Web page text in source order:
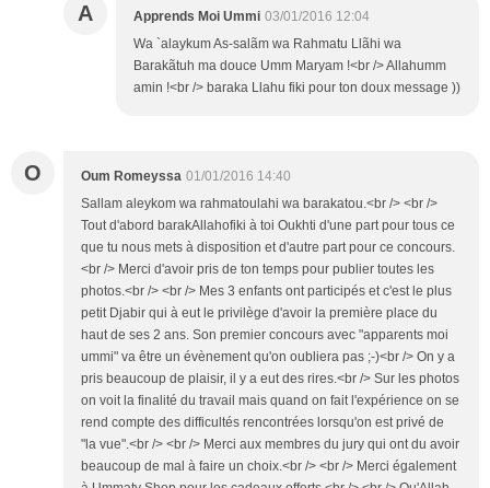
A Apprends Moi Ummi 03/01/2016 12:04
Wa `alaykum As-salãm wa Rahmatu Llãhi wa
Barakãtuh ma douce Umm Maryam !<br /> Allahumm
amin !<br /> baraka Llahu fiki pour ton doux message ))
O Oum Romeyssa 01/01/2016 14:40
Sallam aleykom wa rahmatoulahi wa barakatou.<br /> <br />
Tout d'abord barakAllahofiki à toi Oukhti d'une part pour tous ce
que tu nous mets à disposition et d'autre part pour ce concours.
<br /> Merci d'avoir pris de ton temps pour publier toutes les
photos.<br /> <br /> Mes 3 enfants ont participés et c'est le plus
petit Djabir qui à eut le privilège d'avoir la première place du
haut de ses 2 ans. Son premier concours avec "apparents moi
ummi" va être un évènement qu'on oubliera pas ;-)<br /> On y a
pris beaucoup de plaisir, il y a eut des rires.<br /> Sur les photos
on voit la finalité du travail mais quand on fait l'expérience on se
rend compte des difficultés rencontrées lorsqu'on est privé de
"la vue".<br /> <br /> Merci aux membres du jury qui ont du avoir
beaucoup de mal à faire un choix.<br /> <br /> Merci également